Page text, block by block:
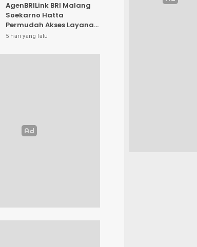
AgenBRILink BRI Malang
Soekarno Hatta
Permudah Akses Layanan
Keuangan Masyarakat
5 hari yang lalu